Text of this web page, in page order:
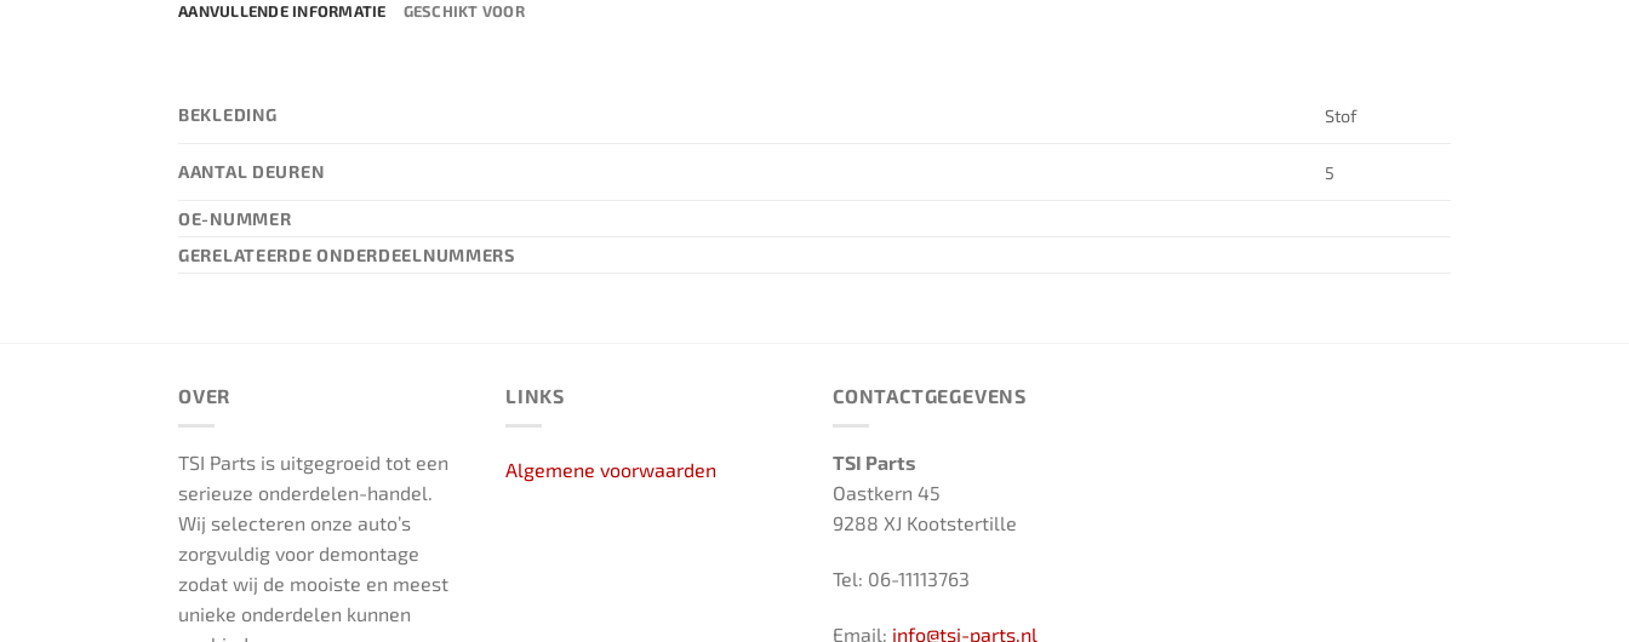
AANVULLENDE INFORMATIE GESCHIKT VOOR
BEKLEDING Stof
AANTAL DEUREN 5
OE-NUMMER
GERELATEERDE ONDERDEELNUMMERS
OVER
TSI Parts is uitgegroeid tot een
serieuze onderdelen-handel.
Wij selecteren onze auto’s
zorgvuldig voor demontage
zodat wij de mooiste en meest
unieke onderdelen kunnen
LINKS
Algemene voorwaarden
CONTACTGEGEVENS
TSI Parts
Oastkern 45
9288 XJ Kootstertille
Tel: 06-11113763
Email: info@tsi-parts.nl